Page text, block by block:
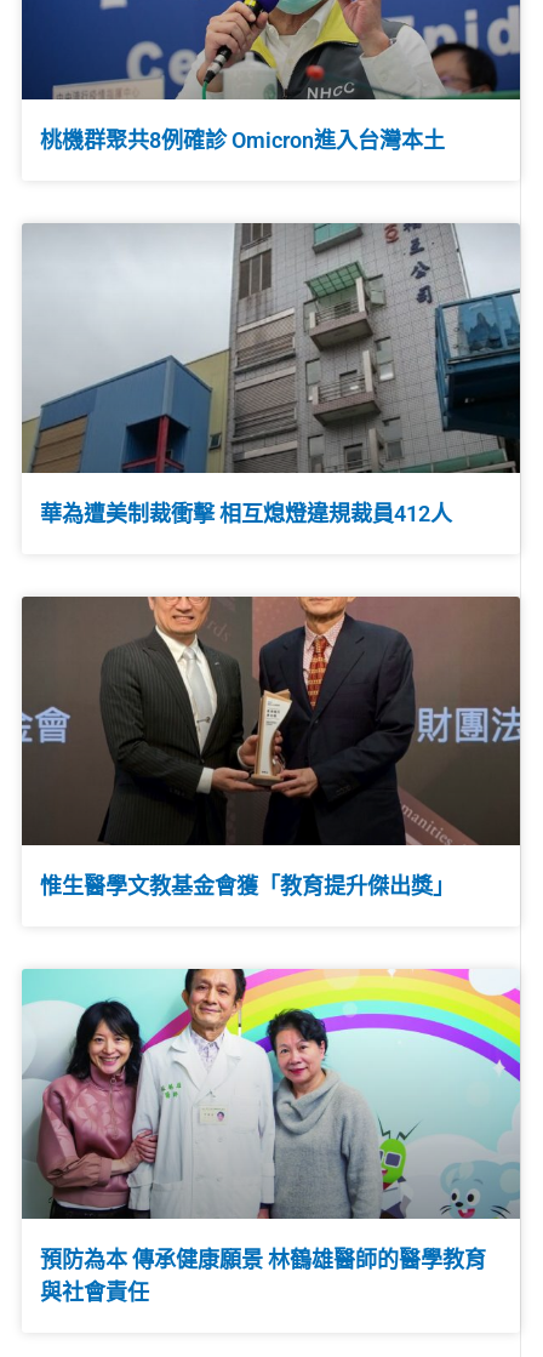
桃機群聚共8例確診 Omicron進入台灣本土
華為遭美制裁衝擊 相互熄燈違規裁員412人
惟生醫學文教基金會獲「教育提升傑出獎」
預防為本 傳承健康願景 林鶴雄醫師的醫學教育
與社會責任